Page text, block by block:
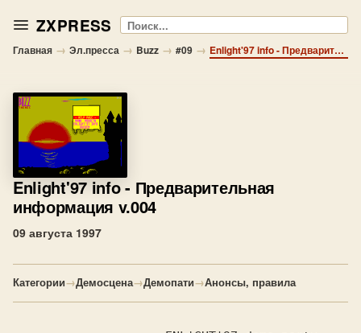
ZXPRESS Поиск
Главная → Эл.пресса → Buzz → #09 → Enlight'97 info - Предварительная информация v.004
Enlight'97 info- Предварительная
информация v.004
09 августа 1997
Категории→Демосцена→Демопати→Анонсы, правила